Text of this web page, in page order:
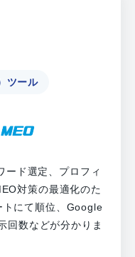
ツール
ド選定、プロフィ
対策の最適化のた
トにて順位、Google
回数などが分かりま